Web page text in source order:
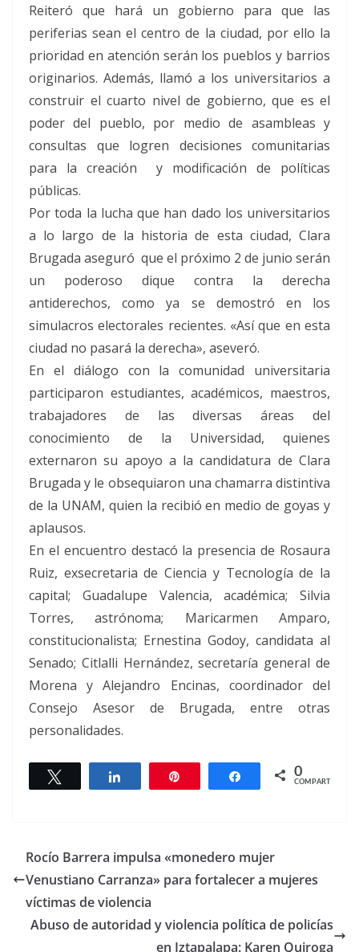
Reiteró que hará un gobierno para que las
periferias sean el centro de la ciudad, por ello la
prioridad en atención serán los pueblos y barrios
originarios. Además, llamó a los universitarios a
construir el cuarto nivel de gobierno, que es el
poder del pueblo, por medio de asambleas y
consultas que logren decisiones comunitarias
para la creación y modificación de políticas
públicas.
Por toda la lucha que han dado los universitarios
a lo largo de la historia de esta ciudad, Clara
Brugada aseguró que el próximo 2 de junio serán
un poderoso dique contra la derecha
antiderechos, como ya se demostró en los
simulacros electorales recientes. «Así que en esta
ciudad no pasará la derecha», aseveró.
En el diálogo con la comunidad universitaria
participaron estudiantes, académicos, maestros,
trabajadores de las diversas áreas del
conocimiento de la Universidad, quienes
externaron su apoyo a la candidatura de Clara
Brugada y le obsequiaron una chamarra distintiva
de la UNAM, quien la recibió en medio de goyas y
aplausos.
En el encuentro destacó la presencia de Rosaura
Ruiz, exsecretaria de Ciencia y Tecnología de la
capital; Guadalupe Valencia, académica; Silvia
Torres, astrónoma; Maricarmen Amparo,
constitucionalista; Ernestina Godoy, candidata al
Senado; Citlalli Hernández, secretaría general de
Morena y Alejandro Encinas, coordinador del
Consejo Asesor de Brugada, entre otras
personalidades.
Twittear Compartir Compartir
0
COMPARTIR
Rocío Barrera impulsa «monedero mujer
Venustiano Carranza» para fortalecer a mujeres
víctimas de violencia
Abuso de autoridad y violencia política de policías
en Iztapalapa: Karen Quiroga